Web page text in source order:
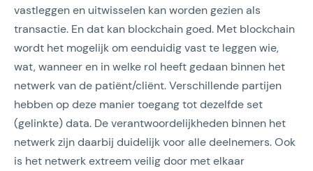
vastleggen en uitwisselen kan worden gezien als
transactie. En dat kan blockchain goed. Met blockchain
wordt het mogelijk om eenduidig vast te leggen wie,
wat, wanneer en in welke rol heeft gedaan binnen het
netwerk van de patiënt/cliënt. Verschillende partijen
hebben op deze manier toegang tot dezelfde set
(gelinkte) data. De verantwoordelijkheden binnen het
netwerk zijn daarbij duidelijk voor alle deelnemers. Ook
is het netwerk extreem veilig door met elkaar